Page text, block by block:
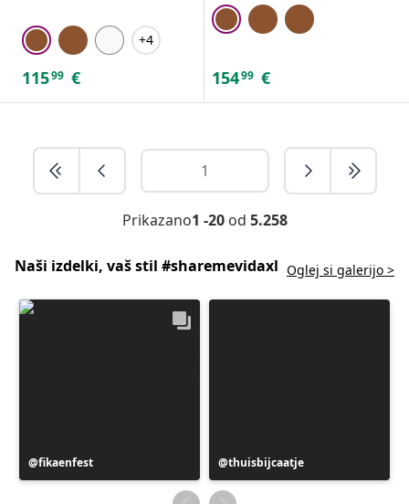
+4
11599 € 15499 €
Prikazano1 -20od 5.258
Naši izdelki, vaš stil #sharemevidaxl Oglej si galerijo >
Objavo
je
fikaenfest
Objavo
je
objavil
thuisbijcaatje